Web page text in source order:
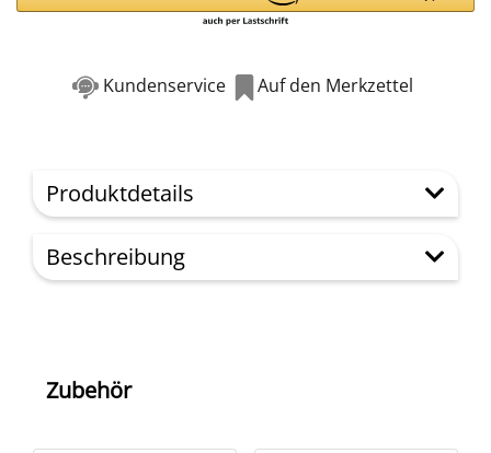
Kundenservice Auf den Merkzettel
Produktdetails
Beschreibung
Zubehör